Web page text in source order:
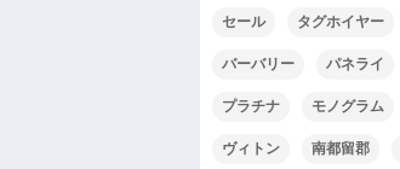
セール タグホイヤー
バーバリー パネライ
プラチナ モノグラム
ヴィトン 南都留郡